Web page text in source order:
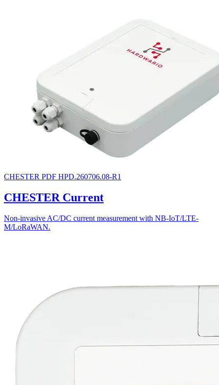
CHESTER PDF HPD.260706.08-R1
CHESTER Current
Non-invasive AC/DC current measurement with NB-IoT/LTE-
M/LoRaWAN.